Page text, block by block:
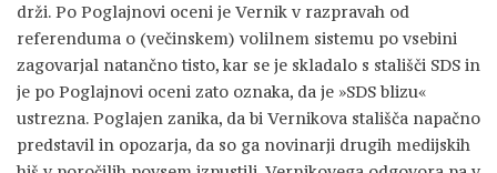
drži. Po Poglajnovi oceni je Vernik v razpravah od
referenduma o (večinskem) volilnem sistemu po vsebini
zagovarjal natančno tisto, kar se je skladalo s stališči SDS in
je po Poglajnovi oceni zato oznaka, da je »SDS blizu«
ustrezna. Poglajen zanika, da bi Vernikova stališča napačno
predstavil in opozarja, da so ga novinarji drugih medijskih